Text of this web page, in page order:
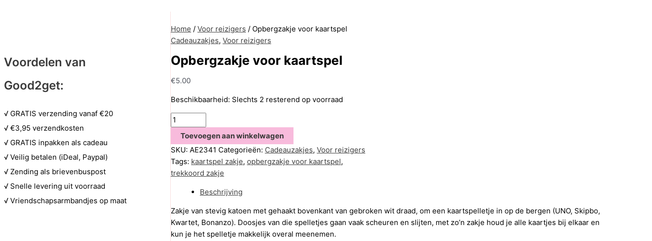
Voordelen van
Good2get:
√ GRATIS verzending vanaf €20
√ €3,95 verzendkosten
√ GRATIS inpakken als cadeau
√ Veilig betalen (iDeal, Paypal)
√ Zending als brievenbuspost
√ Snelle levering uit voorraad
√ Vriendschapsarmbandjes op maat
Home / Voor reizigers / Opbergzakje voor kaartspel
Cadeauzakjes, Voor reizigers
Opbergzakje voor kaartspel
€5.00
Beschikbaarheid: Slechts 2 resterend op voorraad
Opbergzakje
voor
kaartspel
aantal
Toevoegen aan winkelwagen
SKU: AE2341 Categorieën: Cadeauzakjes, Voor reizigers
Tags: kaartspel zakje, opbergzakje voor kaartspel,
trekkoord zakje
Beschrijving
Zakje van stevig katoen met gehaakt bovenkant van gebroken wit draad, om een kaartspelletje in op de bergen (UNO, Skipbo,
Kwartet, Bonanzo). Doosjes van die spelletjes gaan vaak scheuren en slijten, met zo’n zakje houd je alle kaartjes bij elkaar en
kun je het spelletje makkelijk overal meenemen.